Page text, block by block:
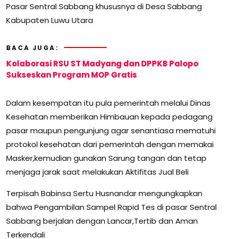
Pasar Sentral Sabbang khususnya di Desa Sabbang
Kabupaten Luwu Utara
BACA JUGA:
Kolaborasi RSU ST Madyang dan DPPKB Palopo
Sukseskan Program MOP Gratis
Dalam kesempatan itu pula pemerintah melalui Dinas
Kesehatan memberikan Himbauan kepada pedagang
pasar maupun pengunjung agar senantiasa mematuhi
protokol kesehatan dari pemerintah dengan memakai
Masker,kemudian gunakan Sarung tangan dan tetap
menjaga jarak saat melakukan Aktifitas Jual Beli
Terpisah Babinsa Sertu Husnandar mengungkapkan
bahwa Pengambilan Sampel Rapid Tes di pasar Sentral
Sabbang berjalan dengan Lancar,Tertib dan Aman
Terkendali